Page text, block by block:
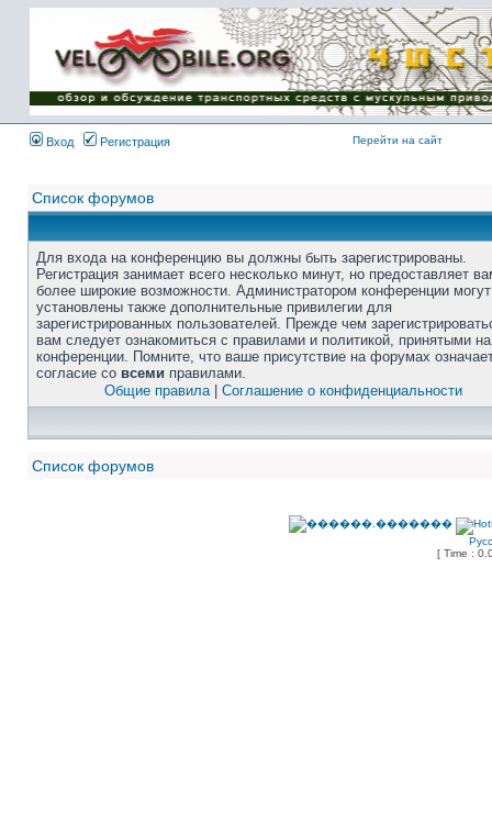
Вход Регистрация Перейти на сайт
Список форумов
Для входа на конференцию вы должны быть зарегистрированы.
Регистрация занимает всего несколько минут, но предоставляет
более широкие возможности. Администратором конференции
установлены также дополнительные привилегии для
зарегистрированных пользователей. Прежде чем
вам следует ознакомиться с правилами и политикой, принятыми на
конференции. Помните, что ваше присутствие на форумах
согласие со всеми правилами.
Общие правила| Соглашение о конфиденциальности
Список форумов
[ Time :